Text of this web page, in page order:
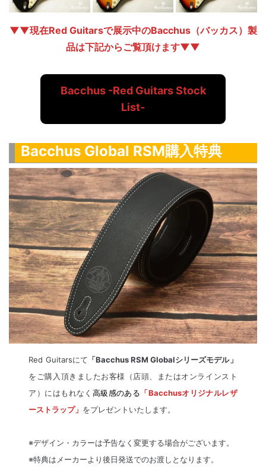
▼▼現在Red Guitarsで展示中のBacchus（バッカス）製
品は下記からご覧頂けます▼▼
Bacchus -Red Guitars Stock
List-
Bacchus Global RSM購入特典
Red Guitarsにて 「Bacchus RSM Globalシリーズモデル」
をご購入頂きましたお客様（店頭、またはオンラインスト
ア）にはもれなく 高級感のある 「Bacchusオリジナルレザ
ーストラップ」 をプレゼントいたします。
※デザイン・カラーは予告なく変更する場合がございます。
※特典はメーカーより後日発送でのお渡しとなります。